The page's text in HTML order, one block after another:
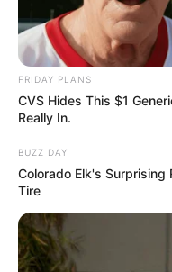
FRIDAY PLANS
CVS Hides This $1
Really In.
BUZZ DAY
Colorado Elk's Surprising
Tire